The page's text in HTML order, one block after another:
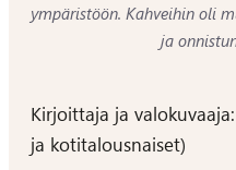
ympäristöön. Kahveihin oli
ja
Kirjoittaja ja
ja kotitalousnaiset)